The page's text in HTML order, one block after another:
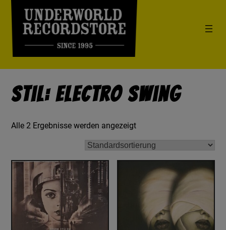
Stil: Electro Swing
Alle 2 Ergebnisse werden angezeigt